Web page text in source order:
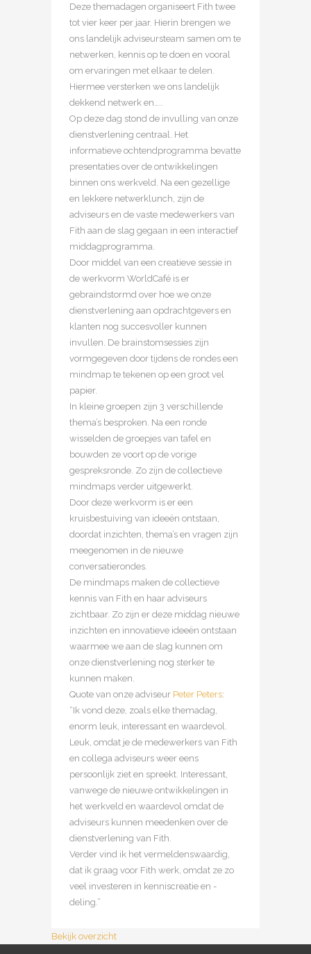
Deze themadagen organiseert Fith twee
tot vier keer per jaar. Hierin brengen we
ons landelijk adviseursteam samen om te
netwerken, kennis op te doen en vooral
om ervaringen met elkaar te delen.
Hiermee versterken we ons landelijk
dekkend netwerk en…..
Op deze dag stond de invulling van onze
dienstverlening centraal. Het
informatieve ochtendprogramma bevatte
presentaties over de ontwikkelingen
binnen ons werkveld. Na een gezellige
en lekkere netwerklunch, zijn de
adviseurs en de vaste medewerkers van
Fith aan de slag gegaan in een interactief
middagprogramma.
Door middel van een creatieve sessie in
de werkvorm WorldCafé is er
gebraindstormd over hoe we onze
dienstverlening aan opdrachtgevers en
klanten nog succesvoller kunnen
invullen. De brainstomsessies zijn
vormgegeven door tijdens de rondes een
mindmap te tekenen op een groot vel
papier.
In kleine groepen zijn 3 verschillende
thema’s besproken. Na een ronde
wisselden de groepjes van tafel en
bouwden ze voort op de vorige
gespreksronde. Zo zijn de collectieve
mindmaps verder uitgewerkt.
Door deze werkvorm is er een
kruisbestuiving van ideeën ontstaan,
doordat inzichten, thema’s en vragen zijn
meegenomen in de nieuwe
conversatierondes.
De mindmaps maken de collectieve
kennis van Fith en haar adviseurs
zichtbaar. Zo zijn er deze middag nieuwe
inzichten en innovatieve ideeën ontstaan
waarmee we aan de slag kunnen om
onze dienstverlening nog sterker te
kunnen maken.
Quote van onze adviseur Peter Peters:
“Ik vond deze, zoals elke themadag,
enorm leuk, interessant en waardevol.
Leuk, omdat je de medewerkers van Fith
en collega adviseurs weer eens
persoonlijk ziet en spreekt. Interessant,
vanwege de nieuwe ontwikkelingen in
het werkveld en waardevol omdat de
adviseurs kunnen meedenken over de
dienstverlening van Fith.
Verder vind ik het vermeldenswaardig,
dat ik graag voor Fith werk, omdat ze zo
veel investeren in kenniscreatie en -
deling.”
Bekijk overzicht